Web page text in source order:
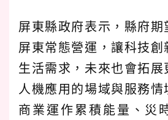
屏東縣政府表示，縣府期
屏東常態營運，讓科技創
生活需求，未來也會拓展
人機應用的場域與服務情
商業運作累積能量、災